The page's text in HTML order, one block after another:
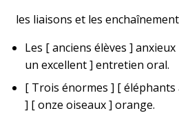
les liaisons et les
Les [ anciens élèves ]
un excellent ] entretien oral.
[ Trois énormes ] [
] [ onze oiseaux ] orange.